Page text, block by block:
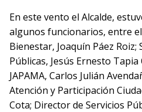
En este vento el Alcalde,
algunos funcionarios, entre
Bienestar, Joaquín Páez
Públicas, Jesús Ernesto
JAPAMA, Carlos Julián
Atención y Participación
Cota; Director de Servicios